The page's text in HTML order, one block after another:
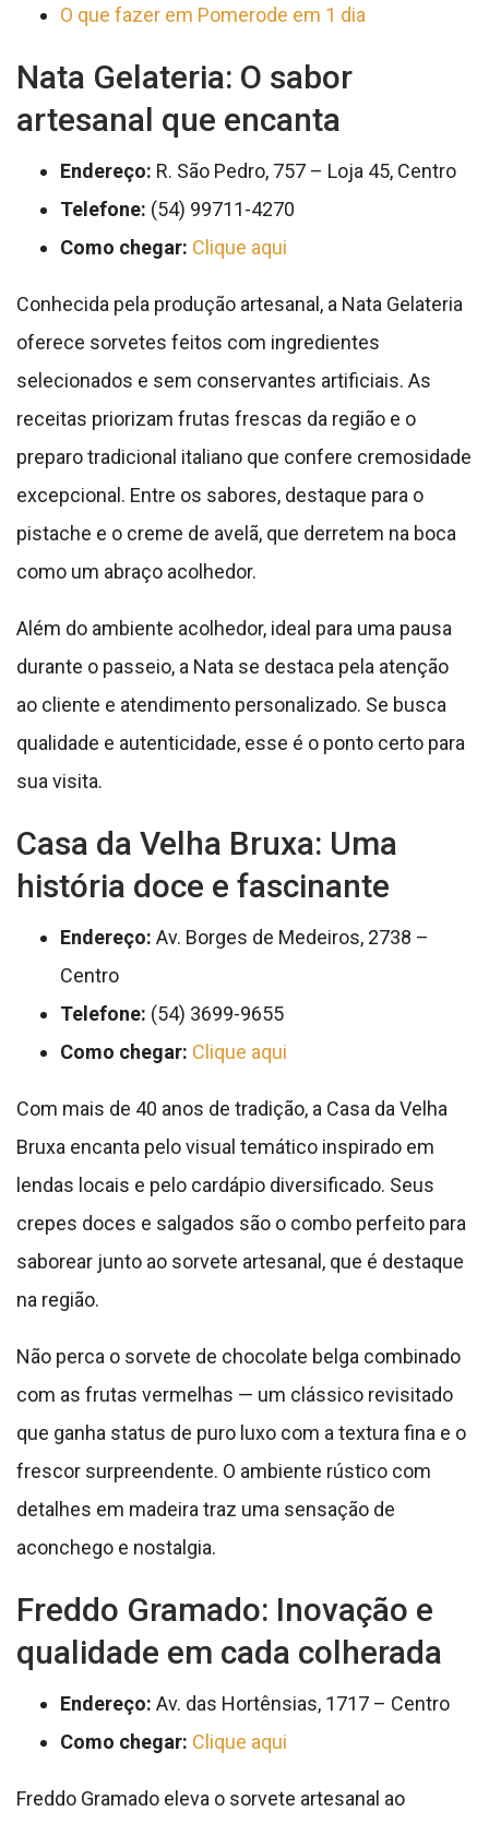
O que fazer em Pomerode em 1 dia
Nata Gelateria: O sabor
artesanal que encanta
Endereço: R. São Pedro, 757 – Loja 45, Centro
Telefone: (54) 99711-4270
Como chegar: Clique aqui
Conhecida pela produção artesanal, a Nata Gelateria
oferece sorvetes feitos com ingredientes
selecionados e sem conservantes artificiais. As
receitas priorizam frutas frescas da região e o
preparo tradicional italiano que confere cremosidade
excepcional. Entre os sabores, destaque para o
pistache e o creme de avelã, que derretem na boca
como um abraço acolhedor.
Além do ambiente acolhedor, ideal para uma pausa
durante o passeio, a Nata se destaca pela atenção
ao cliente e atendimento personalizado. Se busca
qualidade e autenticidade, esse é o ponto certo para
sua visita.
Casa da Velha Bruxa: Uma
história doce e fascinante
Endereço: Av. Borges de Medeiros, 2738 –
Centro
Telefone: (54) 3699-9655
Como chegar: Clique aqui
Com mais de 40 anos de tradição, a Casa da Velha
Bruxa encanta pelo visual temático inspirado em
lendas locais e pelo cardápio diversificado. Seus
crepes doces e salgados são o combo perfeito para
saborear junto ao sorvete artesanal, que é destaque
na região.
Não perca o sorvete de chocolate belga combinado
com as frutas vermelhas — um clássico revisitado
que ganha status de puro luxo com a textura fina e o
frescor surpreendente. O ambiente rústico com
detalhes em madeira traz uma sensação de
aconchego e nostalgia.
Freddo Gramado: Inovação e
qualidade em cada colherada
Endereço: Av. das Hortênsias, 1717 – Centro
Como chegar: Clique aqui
Freddo Gramado eleva o sorvete artesanal ao